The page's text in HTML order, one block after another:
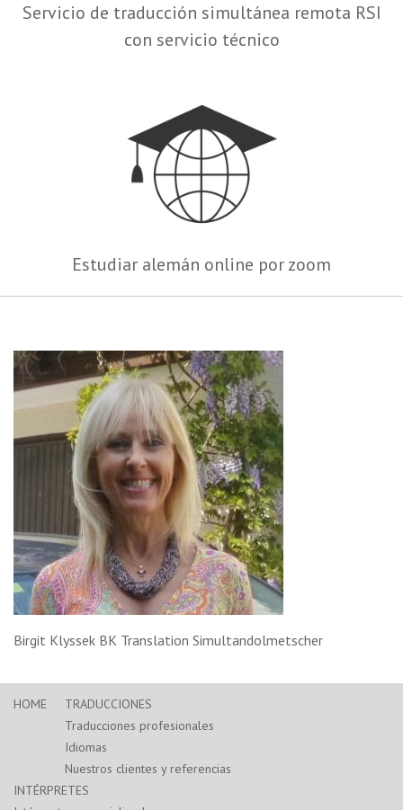
Servicio de traducción simultánea remota RSI
con servicio técnico
Estudiar alemán online por zoom
Birgit Klyssek BK Translation Simultandolmetscher
HOME
TRADUCCIONES
Traducciones profesionales
Idiomas
Nuestros clientes y referencias
INTÉRPRETES